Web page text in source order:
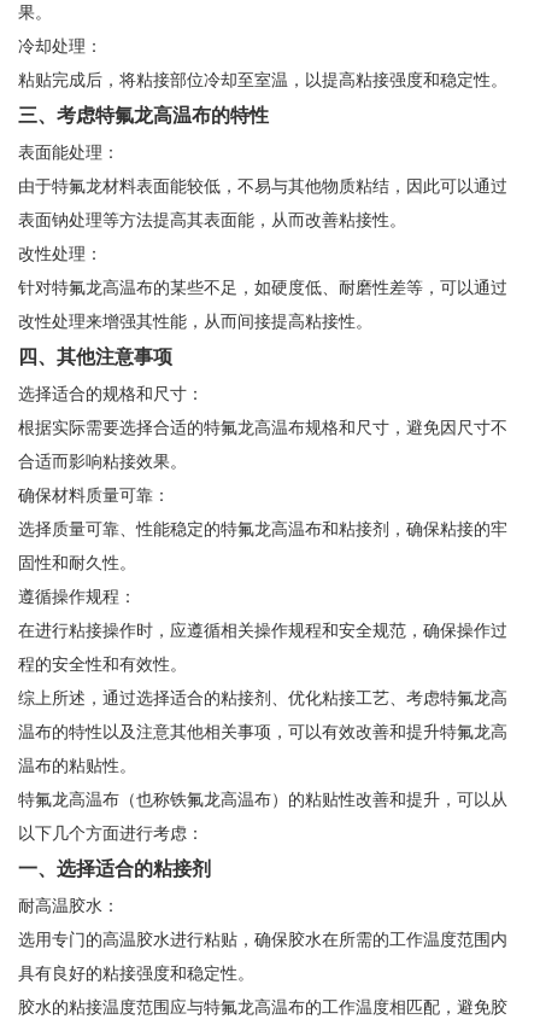
果。
冷却处理：
粘贴完成后，将粘接部位冷却至室温，以提高粘接强度和稳定性。
三、考虑特氟龙高温布的特性
表面能处理：
由于特氟龙材料表面能较低，不易与其他物质粘结，因此可以通过
表面钠处理等方法提高其表面能，从而改善粘接性。
改性处理：
针对特氟龙高温布的某些不足，如硬度低、耐磨性差等，可以通过
改性处理来增强其性能，从而间接提高粘接性。
四、其他注意事项
选择适合的规格和尺寸：
根据实际需要选择合适的特氟龙高温布规格和尺寸，避免因尺寸不
合适而影响粘接效果。
确保材料质量可靠：
选择质量可靠、性能稳定的特氟龙高温布和粘接剂，确保粘接的牢
固性和耐久性。
遵循操作规程：
在进行粘接操作时，应遵循相关操作规程和安全规范，确保操作过
程的安全性和有效性。
综上所述，通过选择适合的粘接剂、优化粘接工艺、考虑特氟龙高
温布的特性以及注意其他相关事项，可以有效改善和提升特氟龙高
温布的粘贴性。
特氟龙高温布（也称铁氟龙高温布）的粘贴性改善和提升，可以从
以下几个方面进行考虑：
一、选择适合的粘接剂
耐高温胶水：
选用专门的高温胶水进行粘贴，确保胶水在所需的工作温度范围内
具有良好的粘接强度和稳定性。
胶水的粘接温度范围应与特氟龙高温布的工作温度相匹配，避免胶